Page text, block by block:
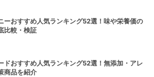
ーおすすめ人気ランキング52選！味や栄養価の
比較・検証
ドおすすめ人気ランキング52選！無添加・アレ
商品を紹介